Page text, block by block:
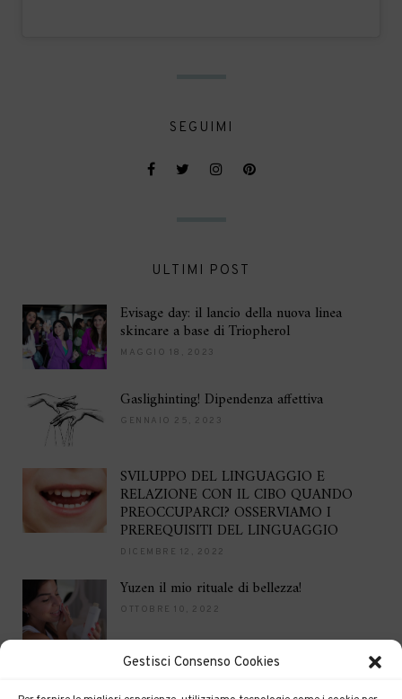
Gestisci Consenso Cookies
SEGUIMI
ULTIMI POST
Evisage day: il lancio della nuova linea
skincare a base di Triopherol
MAGGIO 18, 2023
Gaslighinting! Dipendenza affettiva
GENNAIO 25, 2023
SVILUPPO DEL LINGUAGGIO E
RELAZIONE CON IL CIBO QUANDO
PREOCCUPARCI? OSSERVIAMO I
PREREQUISITI DEL LINGUAGGIO
DICEMBRE 12, 2022
Yuzen il mio rituale di bellezza!
OTTOBRE 10, 2022
DICEMBRE 16, 2021